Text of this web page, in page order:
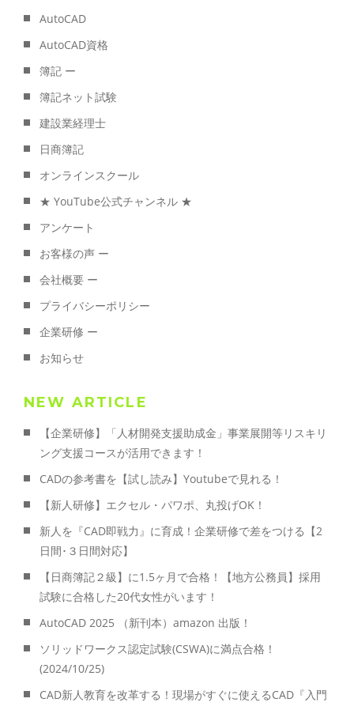
AutoCAD
AutoCAD資格
簿記 ー
簿記ネット試験
建設業経理士
日商簿記
オンラインスクール
★ YouTube公式チャンネル ★
アンケート
お客様の声 ー
会社概要 ー
プライバシーポリシー
企業研修 ー
お知らせ
NEW ARTICLE
【企業研修】「人材開発支援助成金」事業展開等リスキリ
ング支援コースが活用できます！
CADの参考書を【試し読み】Youtubeで見れる！
【新人研修】エクセル・パワポ、丸投げOK！
新人を『CAD即戦力』に育成！企業研修で差をつける【2
日間･３日間対応】
【日商簿記２級】に1.5ヶ月で合格！【地方公務員】採用
試験に合格した20代女性がいます！
AutoCAD 2025 （新刊本）amazon 出版！
ソリッドワークス認定試験(CSWA)に満点合格！
(2024/10/25)
CAD新人教育を改革する！現場がすぐに使えるCAD『入門